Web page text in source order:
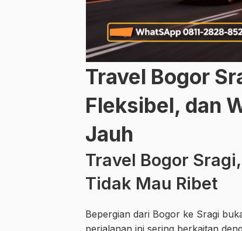
Travel Bogor
Fleksibel, dan
Jauh
Travel Bogor
Tidak Mau Ribet
Bepergian dari Bogor ke Sragi